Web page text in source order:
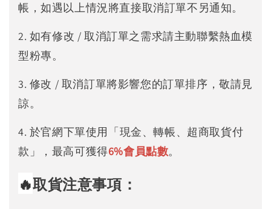
帳，如遇以上情況將直接取消訂單不另通知。
2. 如有修改 / 取消訂單之需求請主動聯繫熱血模
型粉專。
3. 修改 / 取消訂單將影響您的訂單排序，敬請見
諒。
4. 於官網下單使用「現金、轉帳、超商取貨付
款」，最高可獲得6%會員點數。
🔥取貨注意事項：